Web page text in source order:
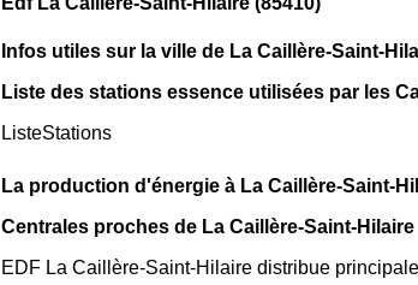
Infos utiles sur la ville de La Caillère-Saint-
Liste des stations essence utilisées par les
ListeStations
La production d'énergie à La Caillère-Saint-
Centrales proches de La Caillère-Saint-Hilaire
EDF La Caillère-Saint-Hilaire distribue